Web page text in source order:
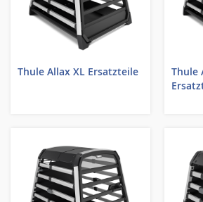
Thule Allax XL Ersatzteile
Thule